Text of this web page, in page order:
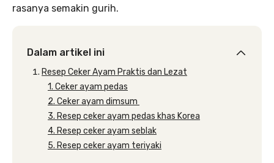
rasanya semakin gurih.
Dalam artikel ini
Resep Ceker Ayam Praktis dan Lezat
1. Ceker ayam pedas
2. Ceker ayam dimsum
3. Resep ceker ayam pedas khas Korea
4. Resep ceker ayam seblak
5. Resep ceker ayam teriyaki